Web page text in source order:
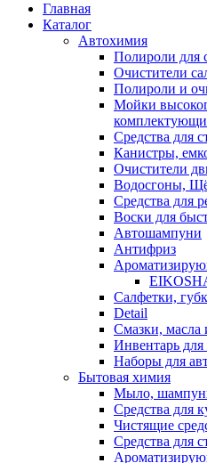
Главная
Каталог
Автохимия
Полироли для
Очистители
Полироли и
Мойки
Средства для
Канистры,
Очистители
Водосгоны,
Средства для
Воски для
Автошампуни
Антифриз
Салфетки,
Detail
Смазки,
Инвентарь для
Наборы для
Бытовая химия
Мыло,
Средства для
Чистящие
Средства для